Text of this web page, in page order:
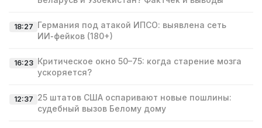
18:27 Германия под атакой ИПСО: выявлена сеть
ИИ‑фейков (180+)
16:23 Критическое окно 50–75: когда старение мозга
ускоряется?
12:37 25 штатов США оспаривают новые пошлины:
судебный вызов Белому дому